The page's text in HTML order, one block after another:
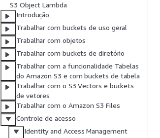
S3 Object Lambda
Introdução
Trabalhar com buckets de uso geral
Trabalhar com objetos
Trabalhar com buckets de diretório
Trabalhar com a funcionalidade Tabelas
do Amazon S3 e com buckets de tabela
Trabalhar com o S3 Vectors e buckets
de vetores
Trabalhar com o Amazon S3 Files
Controle de acesso
Identity and Access Management